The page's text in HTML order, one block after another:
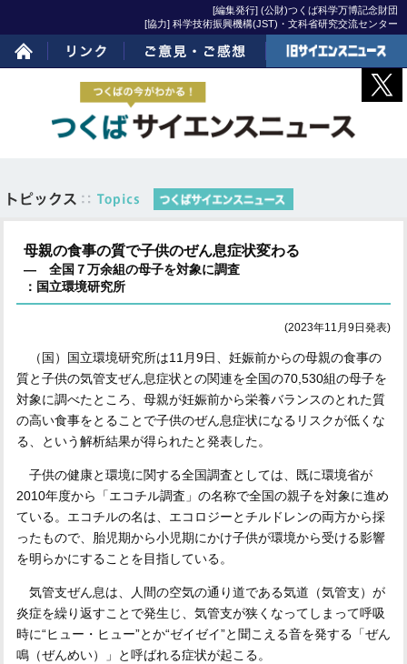
[編集発行] (公財)つくば科学万博記念財団
[協力] 科学技術振興機構(JST)・文科省研究交流センター
ホーム リンク ご意見・ご感想
旧サイエンスニュー
母親の食事の質で子供のぜん息症状変わる
― 全国７万余組の母子を対象に調査
：国立環境研究所
(2023年11月9日発表)
（国）国立環境研究所は11月9日、妊娠前からの母親の食事の
質と子供の気管支ぜん息症状との関連を全国の70,530組の母子を
対象に調べたところ、母親が妊娠前から栄養バランスのとれた質
の高い食事をとることで子供のぜん息症状になるリスクが低くな
る、という解析結果が得られたと発表した。
子供の健康と環境に関する全国調査としては、既に環境省が
2010年度から「エコチル調査」の名称で全国の親子を対象に進め
ている。エコチルの名は、エコロジーとチルドレンの両方から採
ったもので、胎児期から小児期にかけ子供が環境から受ける影響
を明らかにすることを目指している。
気管支ぜん息は、人間の空気の通り道である気道（気管支）が
炎症を繰り返すことで発生じ、気管支が狭くなってしまって呼吸
時に“ヒュー・ヒュー”とか“ゼイゼイ”と聞こえる音を発する「ぜん
鳴（ぜんめい）」と呼ばれる症状が起こる。